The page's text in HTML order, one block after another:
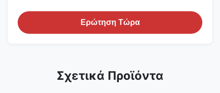
Ερώτηση Τώρα
Σχετικά Προϊόντα